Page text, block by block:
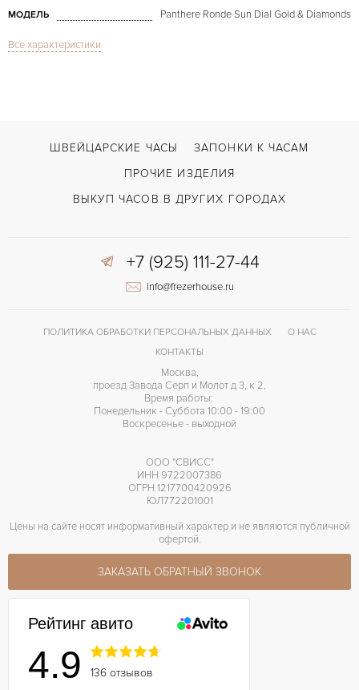
МОДЕЛЬ Panthere Ronde Sun Dial Gold & Diamonds
СРОКИ ДОСТАВКИ
Отделка драгоценными камнями
Все характеристики
ШВЕЙЦАРСКИЕ ЧАСЫ
ЗАПОНКИ К ЧАСАМ
ПРОЧИЕ ИЗДЕЛИЯ
ВЫКУП ЧАСОВ В ДРУГИХ ГОРОДАХ
+7 (925) 111-27-44
info@frezerhouse.ru
ПОЛИТИКА ОБРАБОТКИ ПЕРСОНАЛЬНЫХ ДАННЫХ
О НАС
КОНТАКТЫ
Москва,
проезд Завода Серп и Молот д 3, к 2,
Время работы:
Понедельник - Суббота 10:00 - 19:00
Воскресенье - выходной
ООО "СВИСС"
ИНН 9722007386
ОГРН 1217700420926
ЮЛ772201001
Цены на сайте носят информативный характер и не являются публичной
офертой.
ЗАКАЗАТЬ ОБРАТНЫЙ ЗВОНОК
Рейтинг авито
4.9 136 отзывов